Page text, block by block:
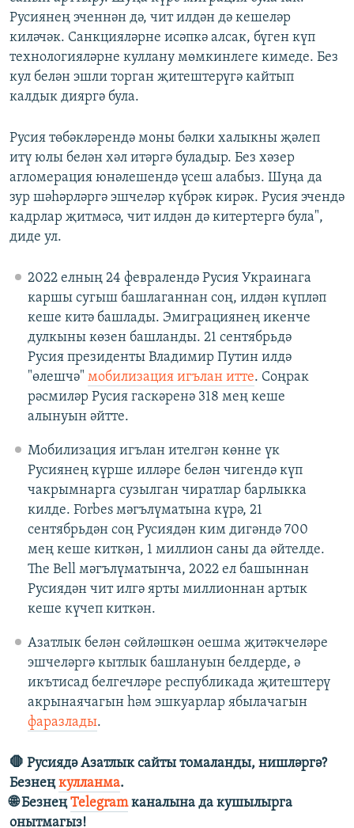
Русиянең эченнән дә, чит илдән дә кешеләр
киләчәк. Санкцияләрне исәпкә алсак, бүген күп
технологияләрне куллану мөмкинлеге кимеде. Без
кул белән эшли торган җитештерүгә кайтып
калдык дияргә була.
Русия төбәкләрендә моны бәлки халыкны җәлеп
итү юлы белән хәл итәргә буладыр. Без хәзер
агломерация юнәлешендә үсеш алабыз. Шуңа да
зур шәһәрләргә эшчеләр күбрәк кирәк. Русия эчендә
кадрлар җитмәсә, чит илдән дә китертергә була",
диде ул.
2022 елның 24 февралендә Русия Украинага
каршы сугыш башлаганнан соң, илдән күпләп
кеше китә башлады. Эмиграциянең икенче
дулкыны көзен башланды. 21 сентябрьдә
Русия президенты Владимир Путин илдә
"өлешчә" мобилизация игълан итте. Соңрак
рәсмиләр Русия гаскәренә 318 мең кеше
алынуын әйтте.
Мобилизация игълан ителгән көнне үк
Русиянең күрше илләре белән чигендә күп
чакрымнарга сузылган чиратлар барлыкка
килде. Forbes мәгълүматына күрә, 21
сентябрьдән соң Русиядән ким дигәндә 700
мең кеше киткән, 1 миллион саны да әйтелде.
The Bell мәгълүматынча, 2022 ел башыннан
Русиядән чит илгә ярты миллионнан артык
кеше күчеп киткән.
Азатлык белән сөйләшкән оешма җитәкчеләре
эшчеләргә кытлык башлануын белдерде, ә
икътисад белгечләре республикада җитештерү
акрынаячагын һәм эшкуарлар ябылачагын
фаразлады.
🛑 Русиядә Азатлык сайты томаланды, нишләргә?
Безнеңкулланма.
🌐 БезнеңTelegramканалына да кушылырга
онытмагыз!